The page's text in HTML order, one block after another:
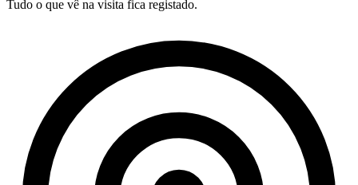
Tudo o que vê na visita fica registado.